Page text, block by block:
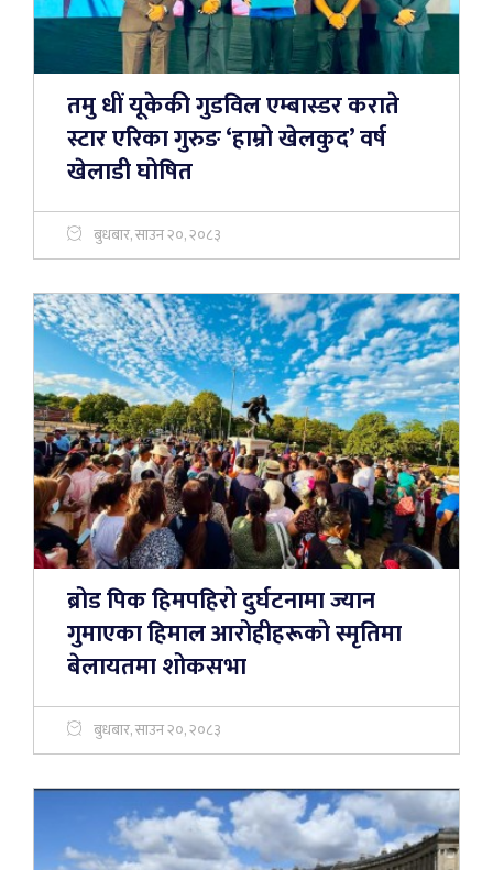
तमु धीं यूकेकी गुडविल एम्बास्डर कराते
स्टार एरिका गुरुङ ‘हाम्रो खेलकुद’ वर्ष
खेलाडी घोषित
बुधबार, साउन २०, २०८३
ब्रोड पिक हिमपहिरो दुर्घटनामा ज्यान
गुमाएका हिमाल आरोहीहरूको स्मृतिमा
बेलायतमा शोकसभा
बुधबार, साउन २०, २०८३